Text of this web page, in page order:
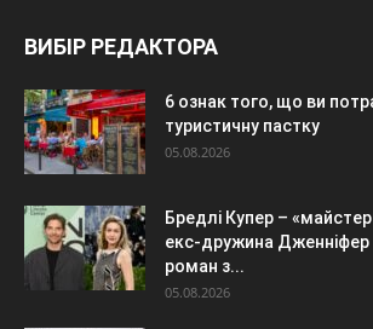
ВИБІР РЕДАКТОРА
6 ознак того, що ви
туристичну пастку
05.08.2026
Бредлі Купер –
екс-дружина Дженніфер
роман з...
05.08.2026